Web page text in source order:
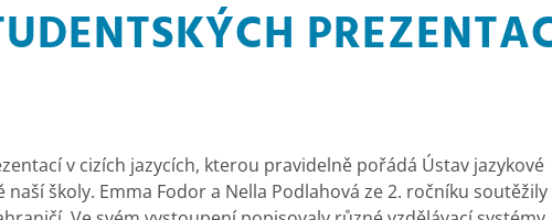
v cizích jazycích, kterou pravidelně pořádá Ústav jazykové
školy. Emma Fodor a Nella Podlahová ze 2. ročníku soutěžily